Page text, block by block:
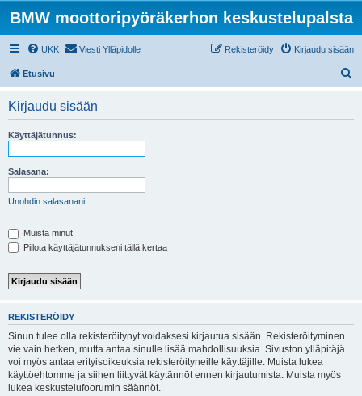
BMW moottoripyöräkerhon keskustelupalsta
UKK Viesti Ylläpidolle Kirjaudu sisään
Rekisteröidy
Etusivu
Kirjaudu sisään
Käyttäjätunnus:
Salasana:
Unohdin salasanani
Muista minut
Piilota käyttäjätunnukseni tällä kertaa
REKISTERÖIDY
Sinun tulee olla rekisteröitynyt voidaksesi kirjautua sisään. Rekisteröityminen
vie vain hetken, mutta antaa sinulle lisää mahdollisuuksia. Sivuston ylläpitäjä
voi myös antaa erityisoikeuksia rekisteröityneille käyttäjille. Muista lukea
käyttöehtomme ja siihen liittyvät käytännöt ennen kirjautumista. Muista myös
lukea keskustelufoorumin säännöt.